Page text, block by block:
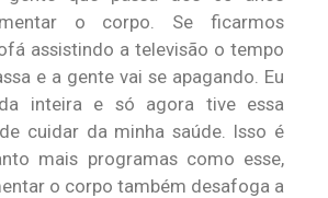
o corpo. Se ficarmos
assistindo a televisão o tempo
e a gente vai se apagando. Eu
inteira e só agora tive essa
cuidar da minha saúde. Isso é
mais programas como esse,
o corpo também desafoga a